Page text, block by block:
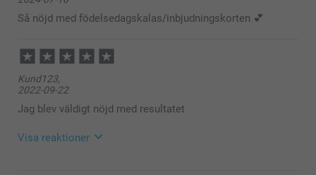
Papper 160 g
Gnistrande Silver
Gnistrande Guld
Så nöjd med födelsedagskalas/inbjudningskorten 💕
Kund123,
2022-09-22
Jag blev väldigt nöjd med resultatet
Visa reaktioner